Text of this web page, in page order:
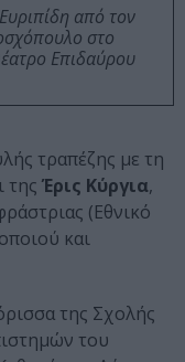
από τον
στο
Επιδαύρου
τραπέζης με τη
της Έρις Κύργια,
(Εθνικό
και
της Σχολής
του